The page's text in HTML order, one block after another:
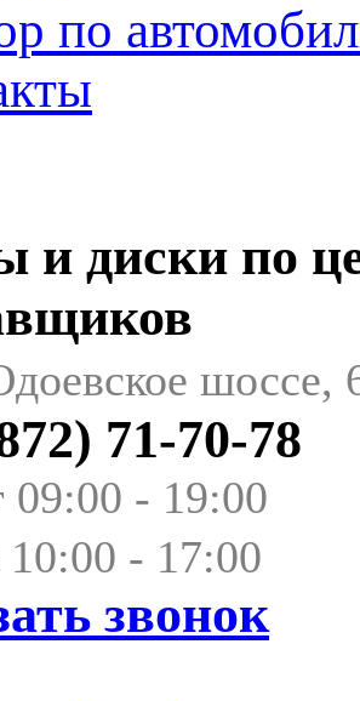
по
диски по
шоссе,
71-70-78
- 19:00
- 17:00
звонок